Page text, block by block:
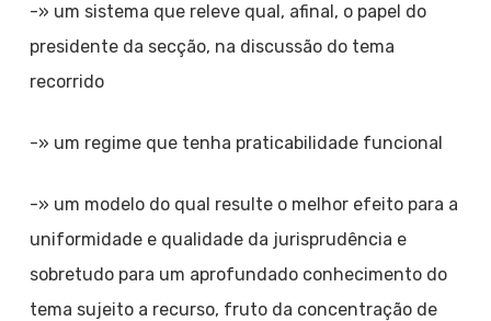
-» um sistema que releve qual, afinal, o papel do
presidente da secção, na discussão do tema
recorrido
-» um regime que tenha praticabilidade funcional
-» um modelo do qual resulte o melhor efeito para a
uniformidade e qualidade da jurisprudência e
sobretudo para um aprofundado conhecimento do
tema sujeito a recurso, fruto da concentração de